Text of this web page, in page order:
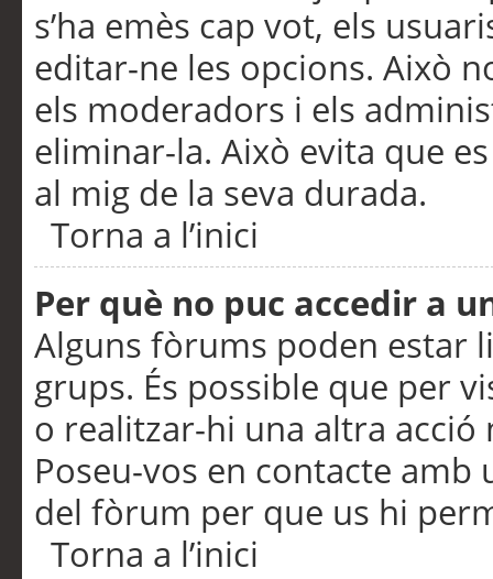
s’ha emès cap vot, els
editar-ne les opcions. Això
els moderadors i els
eliminar-la. Això evita que
al mig de la seva durada.
Torna a l’inici
Per què no puc accedir a
Alguns fòrums poden estar
grups. És possible que per
o realitzar-hi una altra acció
Poseu-vos en contacte
del fòrum per que us hi
Torna a l’inici